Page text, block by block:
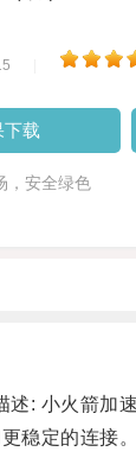
下载
，安全绿色
小火箭加
稳定的连接。